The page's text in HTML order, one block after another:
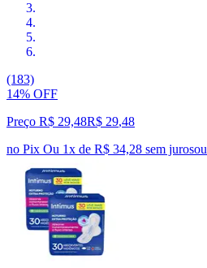
(183)
14% OFF
Preço R$ 29,48R$ 29,48
no Pix Ou 1x de R$ 34,28 sem jurosou